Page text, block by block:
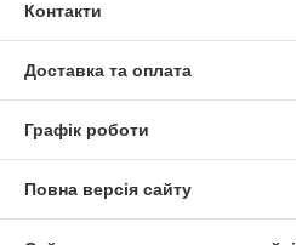
Контакти
Доставка та оплата
Графік роботи
Повна версія сайту